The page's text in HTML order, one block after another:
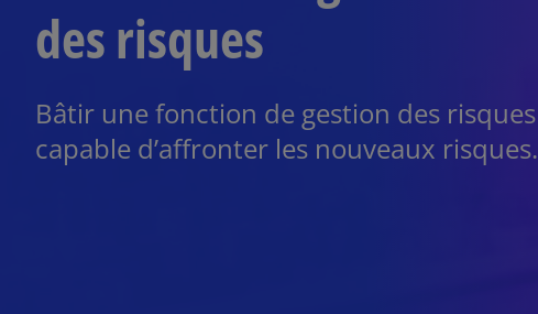
des risques
Bâtir une fonction de gestion des risques
capable d’affronter les nouveaux risques.